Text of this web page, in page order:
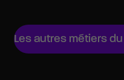
Les autres métiers